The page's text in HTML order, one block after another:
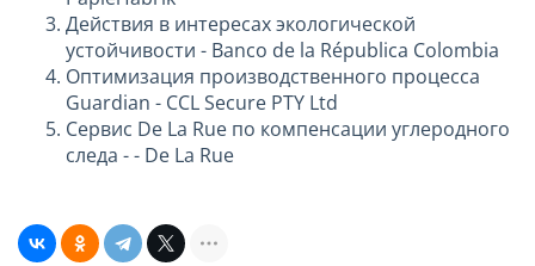
Действия в интересах экологической
устойчивости - Banco de la Républica Colombia
Оптимизация производственного процесса
Guardian - CCL Secure PTY Ltd
Сервис De La Rue по компенсации углеродного
следа - - De La Rue